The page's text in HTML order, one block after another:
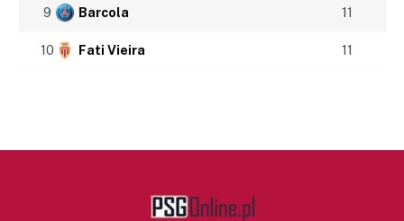
9 Barcola 11
10 Fati Vieira 11